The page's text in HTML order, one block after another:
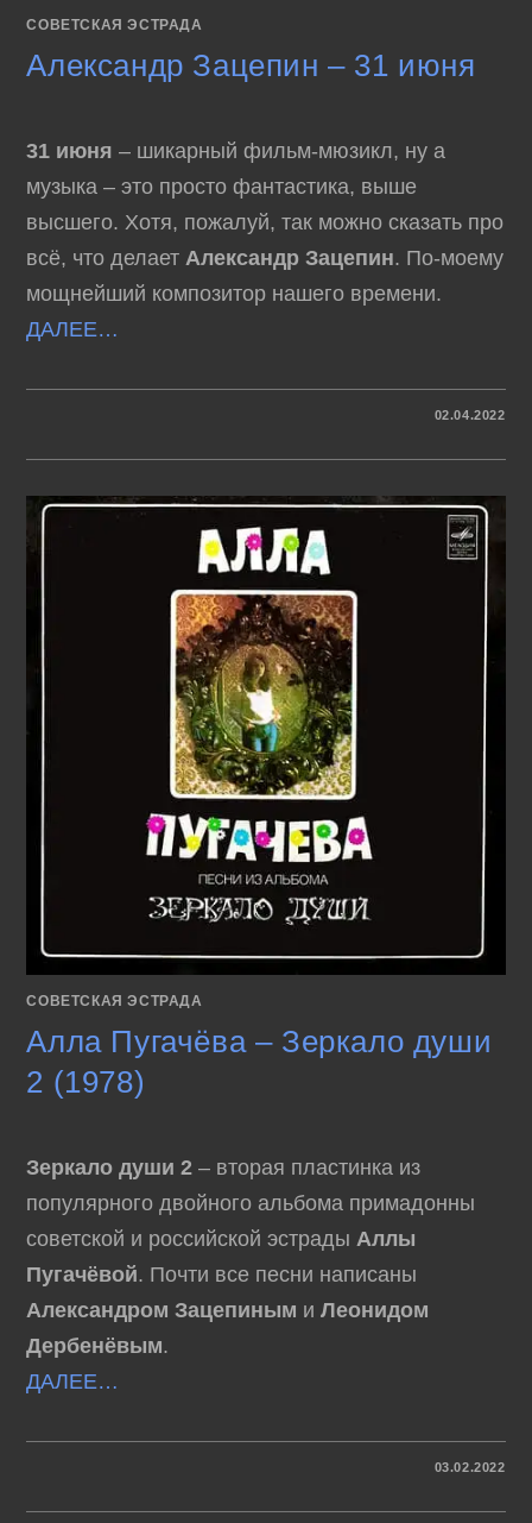
СОВЕТСКАЯ ЭСТРАДА
Александр Зацепин – 31 июня
31 июня – шикарный фильм-мюзикл, ну а
музыка – это просто фантастика, выше
высшего. Хотя, пожалуй, так можно сказать про
всё, что делает Александр Зацепин. По-моему
мощнейший композитор нашего времени.
ДАЛЕЕ…
ЗАЦЕПИН
ИЮНЯ
02.04.2022
СОВЕТСКАЯ ЭСТРАДА
Алла Пугачёва – Зеркало души
2 (1978)
Зеркало души 2 – вторая пластинка из
популярного двойного альбома примадонны
советской и российской эстрады Аллы
Пугачёвой. Почти все песни написаны
Александром Зацепиным иЛеонидом
Дербенёвым.
ДАЛЕЕ…
ПУГАЧЁВА
03.02.2022